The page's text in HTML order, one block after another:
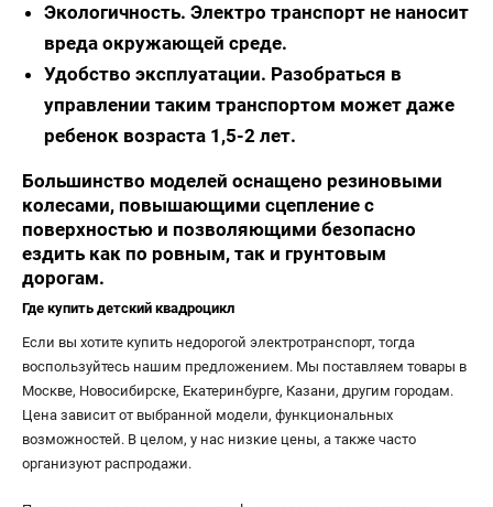
Экологичность. Электро транспорт не наносит
вреда окружающей среде.
Удобство эксплуатации. Разобраться в
управлении таким транспортом может даже
ребенок возраста 1,5-2 лет.
Большинство моделей оснащено резиновыми
колесами, повышающими сцепление с
поверхностью и позволяющими безопасно
ездить как по ровным, так и грунтовым
дорогам.
Где купить детский квадроцикл
Если вы хотите купить недорогой электротранспорт, тогда
воспользуйтесь нашим предложением. Мы поставляем товары в
Москве, Новосибирске, Екатеринбурге, Казани, другим городам.
Цена зависит от выбранной модели, функциональных
возможностей. В целом, у нас низкие цены, а также часто
организуют распродажи.